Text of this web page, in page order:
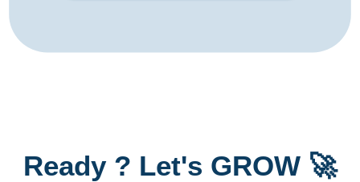
Ready ? Let's GROW 🚀